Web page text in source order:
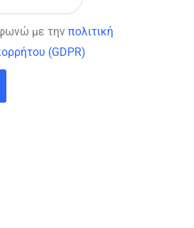
με την πολιτική
(GDPR)